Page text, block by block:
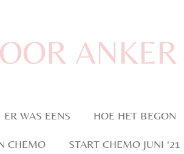
ER WAS EENS HOE HET BEGON
CHEMO START CHEMO JUNI ‘21